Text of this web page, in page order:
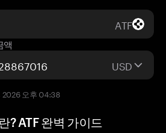
ATF
액
USD
2026 오후 04:38
? ATF 완벽 가이드